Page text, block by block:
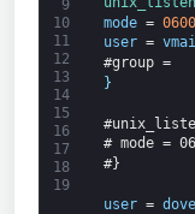
9
10
11
12
13
14
15
16
17
18
19
mode = 0600
user =
#group =
}
# mode =
#}
user =